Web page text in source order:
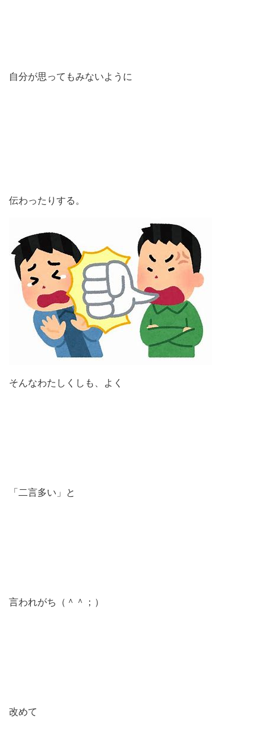
自分が思ってもみないように
伝わったりする。
そんなわたしくしも、よく
「二言多い」と
言われがち（＾＾；）
改めて